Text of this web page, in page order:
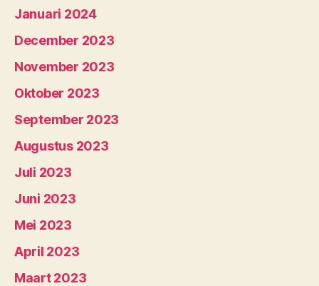
Januari 2024
December 2023
November 2023
Oktober 2023
September 2023
Augustus 2023
Juli 2023
Juni 2023
Mei 2023
April 2023
Maart 2023